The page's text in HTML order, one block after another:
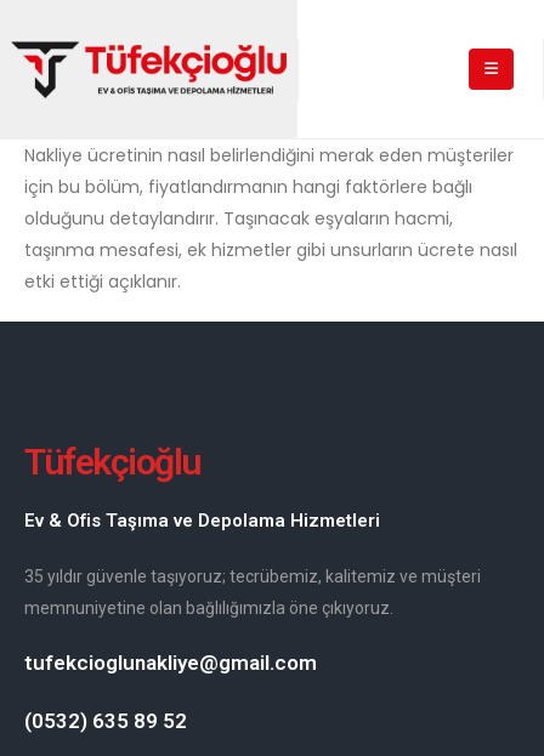
Nakliye ücretinin nasıl belirlendiğini merak eden müşteriler
için bu bölüm, fiyatlandırmanın hangi faktörlere bağlı
olduğunu detaylandırır. Taşınacak eşyaların hacmi,
taşınma mesafesi, ek hizmetler gibi unsurların ücrete nasıl
etki ettiği açıklanır.
Tüfekçioğlu
Ev & Ofis Taşıma ve Depolama Hizmetleri
35 yıldır güvenle taşıyoruz; tecrübemiz, kalitemiz ve müşteri
memnuniyetine olan bağlılığımızla öne çıkıyoruz.
tufekcioglunakliye@gmail.com
(0532) 635 89 52